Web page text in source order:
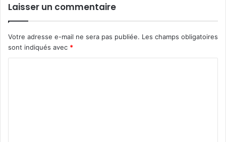
Laisser un commentaire
Votre adresse e-mail ne sera pas publiée. Les champs obligatoires
sont indiqués avec *